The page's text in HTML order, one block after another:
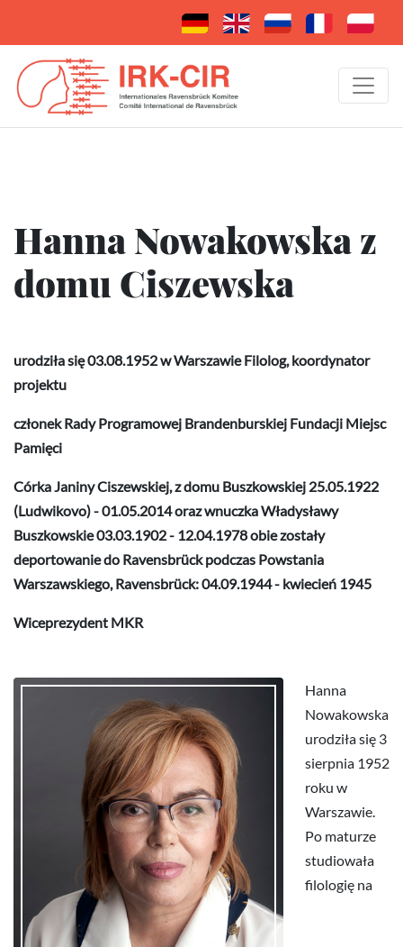
Hanna Nowakowska z
domu Ciszewska
urodziła się 03.08.1952 w Warszawie Filolog, koordynator
projektu
członek Rady Programowej Brandenburskiej Fundacji Miejsc
Pamięci
CórkaJaniny Ciszewskiej, z domu Buszkowskiej 25.05.1922
(Ludwikovo) - 01.05.2014 oraz wnuczkaWładysławy
Buszkowskie03.03.1902 - 12.04.1978 obie zostały
deportowanie do Ravensbrück podczas Powstania
Warszawskiego, Ravensbrück: 04.09.1944 - kwiecień 1945
Wiceprezydent MKR
Hanna
Nowakowska
urodziła się 3
sierpnia 1952
roku w
Warszawie.
Po maturze
studiowała
filologię na